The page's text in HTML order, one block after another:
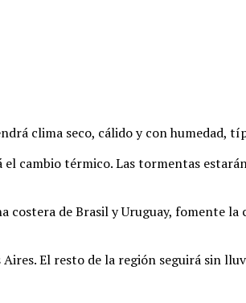
clima seco, cálido y con humedad,
cambio térmico. Las tormentas
de Brasil y Uruguay, fomente
El resto de la región seguirá sin